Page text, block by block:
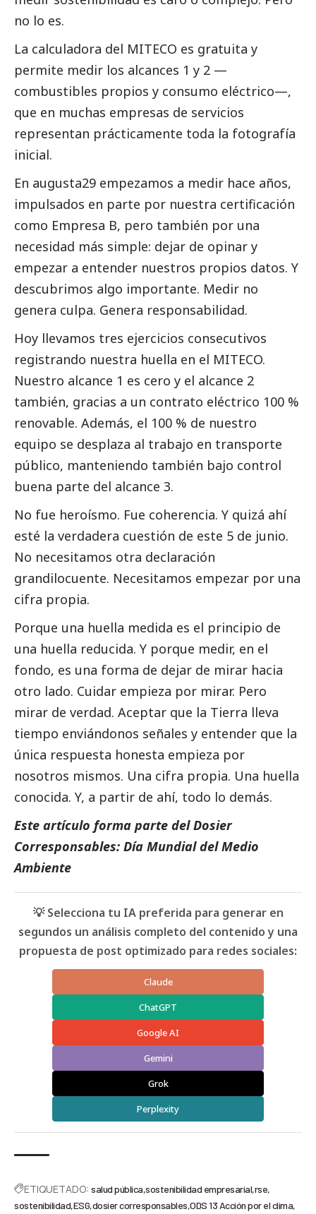
no lo es.
La calculadora del MITECO es gratuita y
permite medir los alcances 1 y 2 —
combustibles propios y consumo eléctrico—,
que en muchas empresas de servicios
representan prácticamente toda la fotografía
inicial.
En augusta29 empezamos a medir hace años,
impulsados en parte por nuestra certificación
como Empresa B, pero también por una
necesidad más simple: dejar de opinar y
empezar a entender nuestros propios datos. Y
descubrimos algo importante. Medir no
genera culpa. Genera responsabilidad.
Hoy llevamos tres ejercicios consecutivos
registrando nuestra huella en el MITECO.
Nuestro alcance 1 es cero y el alcance 2
también, gracias a un contrato eléctrico 100 %
renovable. Además, el 100 % de nuestro
equipo se desplaza al trabajo en transporte
público, manteniendo también bajo control
buena parte del alcance 3.
No fue heroísmo. Fue coherencia. Y quizá ahí
esté la verdadera cuestión de este 5 de junio.
No necesitamos otra declaración
grandilocuente. Necesitamos empezar por una
cifra propia.
Porque una huella medida es el principio de
una huella reducida. Y porque medir, en el
fondo, es una forma de dejar de mirar hacia
otro lado. Cuidar empieza por mirar. Pero
mirar de verdad. Aceptar que la Tierra lleva
tiempo enviándonos señales y entender que la
única respuesta honesta empieza por
nosotros mismos. Una cifra propia. Una huella
conocida. Y, a partir de ahí, todo lo demás.
Este artículo forma parte del Dosier
Corresponsables: Día Mundial del Medio
Ambiente
💡 Selecciona tu IA preferida para generar en
segundos un análisis completo del contenido y una
propuesta de post optimizado para redes sociales:
Claude
ChatGPT
Google AI
Gemini
Grok
Perplexity
ETIQUETADO: salud pública sostenibilidad empresarial rse
sostenibilidad ESG dosier corresponsables ODS 13 Acción por el clima